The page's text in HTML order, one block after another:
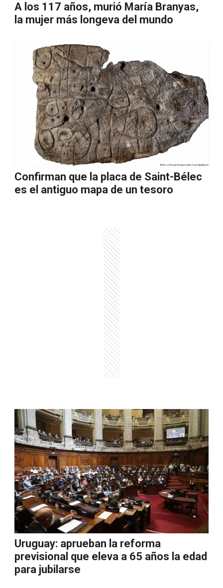
A los 117 años, murió María Branyas,
la mujer más longeva del mundo
Confirman que la placa de Saint-Bélec
es el antiguo mapa de un tesoro
Uruguay: aprueban la reforma
previsional que eleva a 65 años la edad
para jubilarse